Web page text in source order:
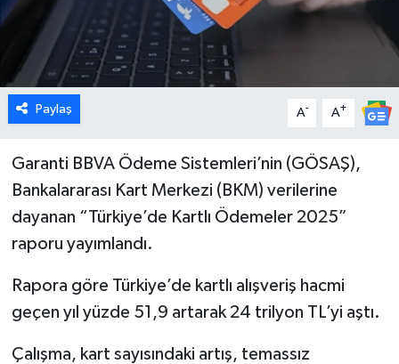
Paylaş A- A+
Garanti BBVA Ödeme Sistemleri’nin (GÖSAŞ),
Bankalararası Kart Merkezi (BKM) verilerine
dayanan “Türkiye’de Kartlı Ödemeler 2025”
raporu yayımlandı.
Rapora göre Türkiye’de kartlı alışveriş hacmi
geçen yıl yüzde 51,9 artarak 24 trilyon TL’yi aştı.
Çalışma, kart sayısındaki artış, temassız
Foto Galeri
Gediz
Genel
Gündem
Hisarcık
İlçeler
Köşe Yazıları
Kültür Sanat